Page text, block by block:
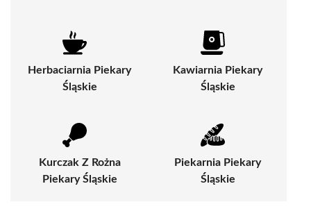
Herbaciarnia Piekary
Śląskie
Kawiarnia Piekary
Śląskie
Kurczak Z Rożna
Piekary Śląskie
Piekarnia Piekary
Śląskie